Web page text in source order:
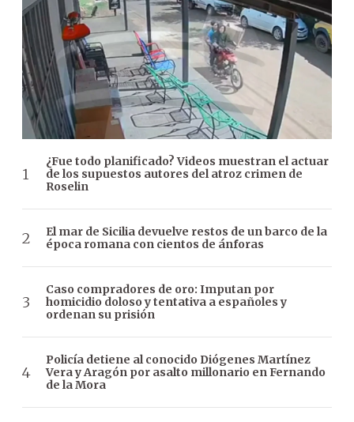
¿Fue todo planificado? Videos muestran el actuar
de los supuestos autores del atroz crimen de
Roselin
El mar de Sicilia devuelve restos de un barco de la
época romana con cientos de ánforas
Caso compradores de oro: Imputan por
homicidio doloso y tentativa a españoles y
ordenan su prisión
Policía detiene al conocido Diógenes Martínez
Vera y Aragón por asalto millonario en Fernando
de la Mora